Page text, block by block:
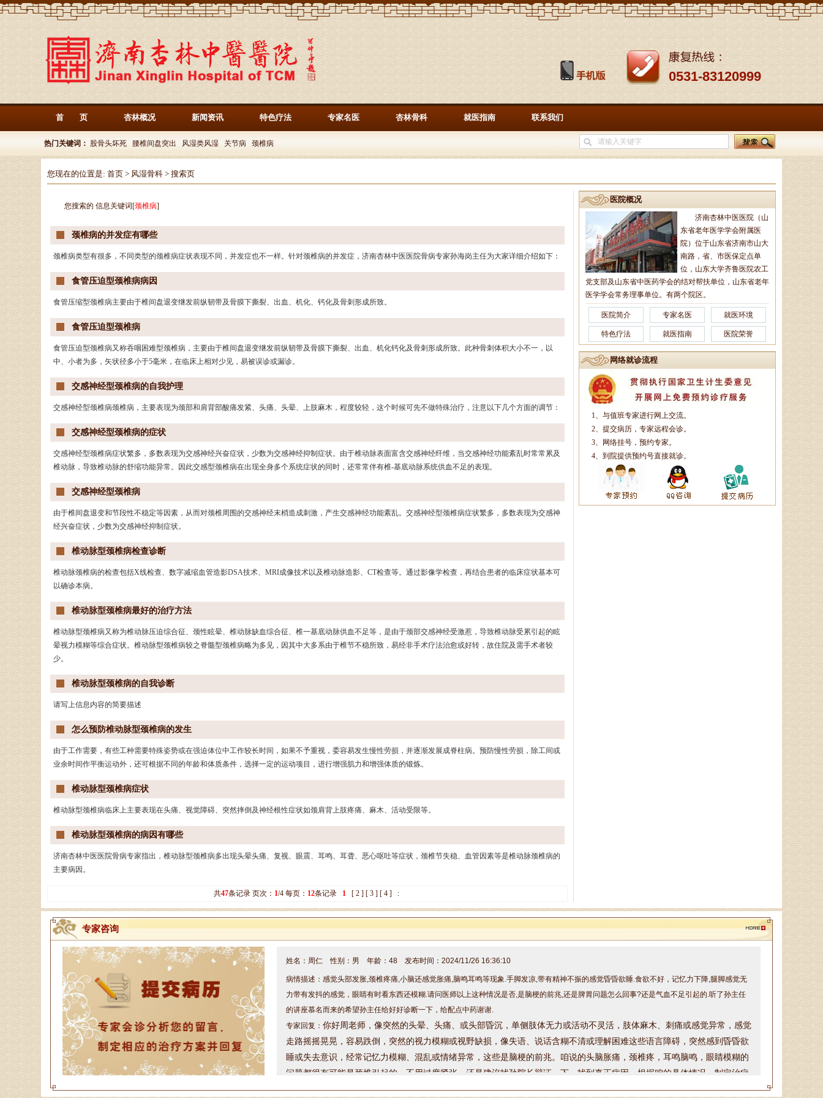
0531-83120999
首 页 杏林概况 新闻资讯 特色疗法 专家名医 杏林骨科 就医指南 联系我们
热门关键词： 股骨头坏死 腰椎间盘突出 风湿类风湿 关节病 颈椎病
您现在的位置是: 首页 > 风湿骨科 > 搜索页
您搜索的 信息关键词[颈椎病]
颈椎病的并发症有哪些
颈椎病类型有很多，不同类型的颈椎病症状表现不同，并发症也不一样。针对颈椎病的并发症，济南杏林中医医院骨病专家孙海岗主任为大家详细介绍如下：
食管压迫型颈椎病病因
食管压缩型颈椎病主要由于椎间盘退变继发前纵韧带及骨膜下撕裂、出血、机化、钙化及骨刺形成所致。
食管压迫型颈椎病
食管压迫型颈椎病又称吞咽困难型颈椎病，主要由于椎间盘退变继发前纵韧带及骨膜下撕裂、出血、机化钙化及骨刺形成所致。此种骨刺体积大小不一，以
中、小者为多，矢状径多小于5毫米，在临床上相对少见，易被误诊或漏诊。
交感神经型颈椎病的自我护理
交感神经型颈椎病颈椎病，主要表现为颈部和肩背部酸痛发紧、头痛、头晕、上肢麻木，程度较轻，这个时候可先不做特殊治疗，注意以下几个方面的调节：
交感神经型颈椎病的症状
交感神经型颈椎病症状繁多，多数表现为交感神经兴奋症状，少数为交感神经抑制症状。由于椎动脉表面富含交感神经纤维，当交感神经功能紊乱时常常累及
椎动脉，导致椎动脉的舒缩功能异常。因此交感型颈椎病在出现全身多个系统症状的同时，还常常伴有椎-基底动脉系统供血不足的表现。
交感神经型颈椎病
由于椎间盘退变和节段性不稳定等因素，从而对颈椎周围的交感神经末梢造成刺激，产生交感神经功能紊乱。交感神经型颈椎病症状繁多，多数表现为交感神
经兴奋症状，少数为交感神经抑制症状。
椎动脉型颈椎病检查诊断
椎动脉颈椎病的检查包括X线检查、数字减缩血管造影DSA技术、MRI成像技术以及椎动脉造影、CT检查等。通过影像学检查，再结合患者的临床症状基本可
以确诊本病。
椎动脉型颈椎病最好的治疗方法
椎动脉型颈椎病又称为椎动脉压迫综合征、颈性眩晕、椎动脉缺血综合征、椎一基底动脉供血不足等，是由于颈部交感神经受激惹，导致椎动脉受累引起的眩
晕视力模糊等综合症状。椎动脉型颈椎病较之脊髓型颈椎病略为多见，因其中大多系由于椎节不稳所致，易经非手术疗法治愈或好转，故住院及需手术者较
少。
椎动脉型颈椎病的自我诊断
请写上信息内容的简要描述
怎么预防椎动脉型颈椎病的发生
由于工作需要，有些工种需要特殊姿势或在强迫体位中工作较长时间，如果不予重视，委容易发生慢性劳损，并逐渐发展成脊柱病。预防慢性劳损，除工间或
业余时间作平衡运动外，还可根据不同的年龄和体质条件，选择一定的运动项目，进行增强肌力和增强体质的锻炼。
椎动脉型颈椎病症状
椎动脉型颈椎病临床上主要表现在头痛、视觉障碍、突然摔倒及神经根性症状如颈肩背上肢疼痛、麻木、活动受限等。
椎动脉型颈椎病的病因有哪些
济南杏林中医医院骨病专家指出，椎动脉型颈椎病多出现头晕头痛、复视、眼震、耳鸣、耳聋、恶心呕吐等症状，颈椎节失稳、血管因素等是椎动脉颈椎病的
主要病因。
共47条记录 页次： 1/4 每页： 12条记录 1 [ 2 ][ 3 ][ 4 ] :
医院概况
济南杏林中医医院（山
东省老年医学学会附属医
院）位于山东省济南市山大
南路，省、市医保定点单
位，山东大学齐鲁医院农工
党支部及山东省中医药学会的结对帮扶单位，山东省老年
医学学会常务理事单位。有两个院区。
医院简介 专家名医 就医环境
特色疗法 就医指南 医院荣誉
网络就诊流程
1、与值班专家进行网上交流。
2、提交病历，专家远程会诊。
3、网络挂号，预约专家。
4、到院提供预约号直接就诊。
专家咨询